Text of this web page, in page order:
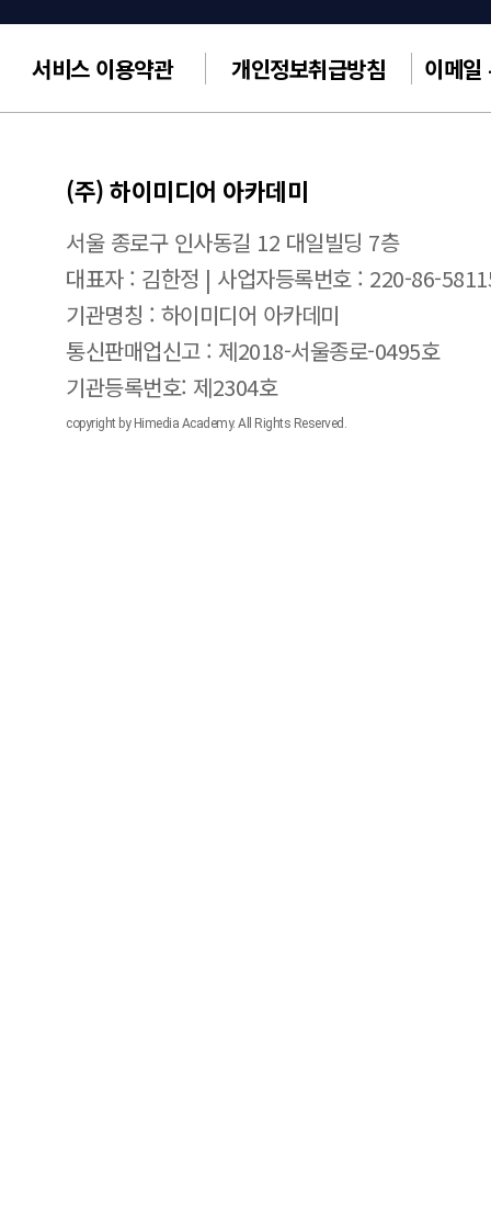
서비스 이용약관 개인정보취급방침 이메일
(주) 하이미디어 아카데미
서울 종로구 인사동길 12 대일빌딩 7층
대표자 : 김한정 | 사업자등록번호 : 220-86-
기관명칭 : 하이미디어 아카데미
통신판매업신고 : 제2018-서울종로-0495호
기관등록번호: 제2304호
copyright by Himedia Academy. All Rights Reserved.